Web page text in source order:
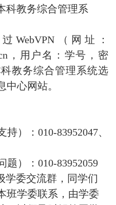
科教务综合管理系
WebVPN （网址：
，用户名：学号，密
教务综合管理系统选
心网站。
持）：010-83952047、
题）：010-83952059
学委交流群，同学们
班学委联系，由学委